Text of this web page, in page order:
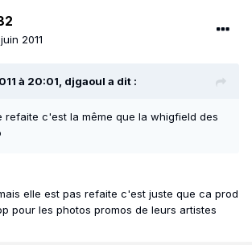
2011
à 20:01, djgaoul a dit :
refaite c'est la même que la whigfield des
elle est pas refaite c'est juste que ca prod
pour les photos promos de leurs artistes